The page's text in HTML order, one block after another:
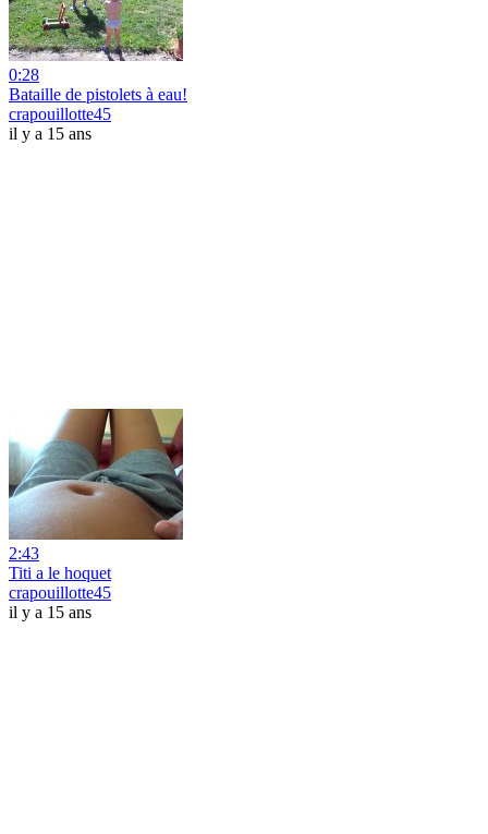
0:28
Bataille de pistolets à eau!
crapouillotte45
il y a 15 ans
2:43
Titi a le hoquet
crapouillotte45
il y a 15 ans